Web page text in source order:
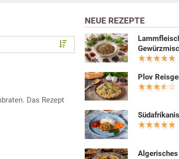
Das Rezept
NEUE REZEPTE
Plov